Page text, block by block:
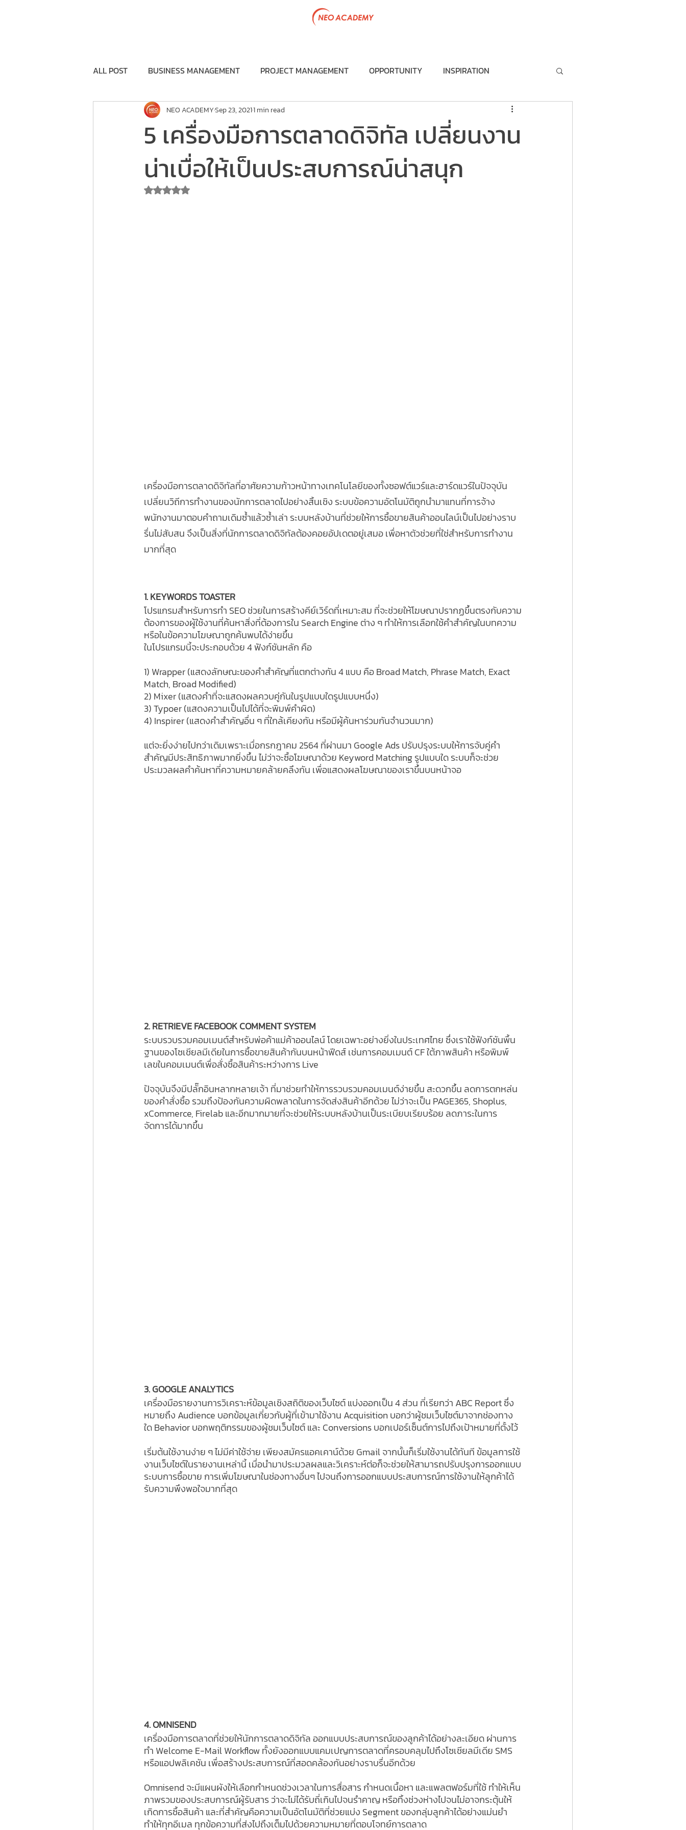
ALL POST BUSINESS MANAGEMENT PROJECT MANAGEMENT OPPORTUNITY INSPIRATION
BRANDING&COMMUNICATION DIGITAL MARKETING MANAGEMENT
GOVERNMENT PROJECT
5 เครื่องมือการตลาดดิจิทัล เปลี่ยนงาน
น่าเบื่อให้เป็นประสบการณ์น่าสนุก
NEO ACADEMYSep 23, 20211 min read
Rated NaN out of 5 stars.
เครื่องมือการตลาดดิจิทัลที่อาศัยความก้าวหน้าทางเทคโนโลยีของทั้งซอฟต์แวร์และฮาร์ดแวร์ในปัจจุบัน
เปลี่ยนวิถีการทำงานของนักการตลาดไปอย่างสิ้นเชิง ระบบข้อความอัตโนมัติถูกนำมาแทนที่การจ้าง
พนักงานมาตอบคำถามเดิมซ้ำแล้วซ้ำเล่า ระบบหลังบ้านที่ช่วยให้การซื้อขายสินค้าออนไลน์เป็นไปอย่างราบ
รื่นไม่สับสน จึงเป็นสิ่งที่นักการตลาดดิจิทัลต้องคอยอัปเดตอยู่เสมอ เพื่อหาตัวช่วยที่ใช่สำหรับการทำงาน
มากที่สุด
1. KEYWORDS TOASTER
โปรแกรมสำหรับการทำ SEO ช่วยในการสร้างคีย์เวิร์ดที่เหมาะสม ที่จะช่วยให้โฆษณาปรากฏขึ้นตรงกับความ
ต้องการของผู้ใช้งานที่ค้นหาสิ่งที่ต้องการใน Search Engine ต่าง ๆ ทำให้การเลือกใช้คำสำคัญในบทความ
หรือในข้อความโฆษณาถูกค้นพบได้ง่ายขึ้น
ในโปรแกรมนี้จะประกอบด้วย 4 ฟังก์ชันหลัก คือ
1) Wrapper (แสดงลักษณะของคำสำคัญที่แตกต่างกัน 4 แบบ คือ Broad Match, Phrase Match, Exact
Match, Broad Modified)
2) Mixer (แสดงคำที่จะแสดงผลควบคู่กันในรูปแบบใดรูปแบบหนึ่ง)
3) Typoer (แสดงความเป็นไปได้ที่จะพิมพ์คำผิด)
4) Inspirer (แสดงคำสำคัญอื่น ๆ ที่ใกล้เคียงกัน หรือมีผู้ค้นหาร่วมกันจำนวนมาก)
แต่จะยิ่งง่ายไปกว่าเดิมเพราะเมื่อกรกฎาคม 2564 ที่ผ่านมา ​​Google Ads ปรับปรุงระบบให้การจับคู่คำ
สำคัญมีประสิทธิภาพมากยิ่งขึ้น ไม่ว่าจะซื้อโฆษณาด้วย Keyword Matching รูปแบบใด ระบบก็จะช่วย
ประมวลผลคำค้นหาที่ความหมายคล้ายคลึงกัน เพื่อแสดงผลโฆษณาของเราขึ้นบนหน้าจอ
2. RETRIEVE FACEBOOK COMMENT SYSTEM
ระบบรวบรวมคอมเมนต์สำหรับพ่อค้าแม่ค้าออนไลน์ โดยเฉพาะอย่างยิ่งในประเทศไทย ซึ่งเราใช้ฟังก์ชันพื้น
ฐานของโซเชียลมีเดียในการซื้อขายสินค้ากันบนหน้าฟีดส์ เช่นการคอมเมนต์ CF ใต้ภาพสินค้า หรือพิมพ์
เลขในคอมเมนต์เพื่อสั่งซื้อสินค้าระหว่างการ Live
ปัจจุบันจึงมีปลั๊กอินหลากหลายเจ้า ที่มาช่วยทำให้การรวบรวมคอมเมนต์ง่ายขึ้น สะดวกขึ้น ลดการตกหล่น
ของคำสั่งซื้อ รวมถึงป้องกันความผิดพลาดในการจัดส่งสินค้าอีกด้วย ไม่ว่าจะเป็น PAGE365, Shoplus,
xCommerce, Firelab และอีกมากมายที่จะช่วยให้ระบบหลังบ้านเป็นระเบียบเรียบร้อย ลดภาระในการ
จัดการได้มากขึ้น
3. GOOGLE ANALYTICS
เครื่องมือรายงานการวิเคราะห์ข้อมูลเชิงสถิติของเว็บไซต์ แบ่งออกเป็น 4 ส่วน ที่เรียกว่า ABC Report ซึ่ง
หมายถึง Audience บอกข้อมูลเกี่ยวกับผู้ที่เข้ามาใช้งาน Acquisition บอกว่าผู้ชมเว็บไซต์มาจากช่องทาง
ใด Behavior บอกพฤติกรรมของผู้ชมเว็บไซต์ และ Conversions บอกเปอร์เซ็นต์การไปถึงเป้าหมายที่ตั้งไว้
เริ่มต้นใช้งานง่าย ๆ ไม่มีค่าใช้จ่าย เพียงสมัครแอคเคาน์ด้วย Gmail จากนั้นก็เริ่มใช้งานได้ทันที ข้อมูลการใช้
งานเว็บไซต์ในรายงานเหล่านี้ เมื่อนำมาประมวลผลและวิเคราะห์ต่อก็จะช่วยให้สามารถปรับปรุงการออกแบบ
ระบบการซื้อขาย การเพิ่มโฆษณาในช่องทางอื่นๆ ไปจนถึงการออกแบบประสบการณ์การใช้งานให้ลูกค้าได้
รับความพึงพอใจมากที่สุด
4. OMNISEND
เครื่องมือการตลาดที่ช่วยให้นักการตลาดดิจิทัล ออกแบบประสบการณ์ของลูกค้าได้อย่างละเอียด ผ่านการ
ทำ Welcome E-Mail Workflow ทั้งยังออกแบบแคมเปญการตลาดที่ครอบคลุมไปถึงโซเชียลมีเดีย SMS
หรือแอปพลิเคชัน เพื่อสร้างประสบการณ์ที่สอดคล้องกันอย่างราบรื่นอีกด้วย
Omnisend จะมีแผนผังให้เลือกกำหนดช่วงเวลาในการสื่อสาร กำหนดเนื้อหา และแพลตฟอร์มที่ใช้ ทำให้เห็น
ภาพรวมของประสบการณ์ผู้รับสาร ว่าจะไม่ได้รับถี่เกินไปจนรำคาญ หรือทิ้งช่วงห่างไปจนไม่อาจกระตุ้นให้
เกิดการซื้อสินค้า และที่สำคัญคือความเป็นอัตโนมัติที่ช่วยแบ่ง Segment ของกลุ่มลูกค้าได้อย่างแม่นยำ
ทำให้ทุกอีเมล ทุกข้อความที่ส่งไปถึงเต็มไปด้วยความหมายที่ตอบโจทย์การตลาด